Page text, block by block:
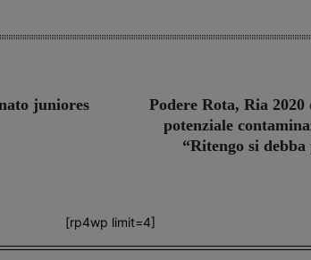
juniores
Podere Rota, Ria
potenziale
“Ritengo si
[rp4wp limit=4]